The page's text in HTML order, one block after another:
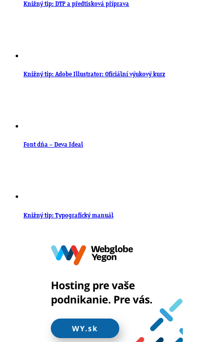
Knižný tip: DTP a předtisková příprava
Knižný tip: Adobe Illustrator: Oficiální výukový kurz
Font dňa – Deva Ideal
Knižný tip: Typografický manuál